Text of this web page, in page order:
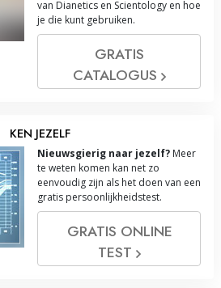
van Dianetics en Scientology en hoe
je die kunt gebruiken.
GRATIS
CATALOGUS
KEN JEZELF
Nieuwsgierig naar jezelf? Meer
te weten komen kan net zo
eenvoudig zijn als het doen van een
gratis persoonlijkheidstest.
GRATIS ONLINE
TEST